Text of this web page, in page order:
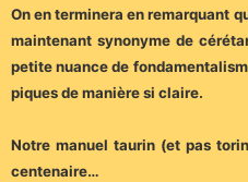
On en terminera en remarquant
maintenant synonyme de
petite nuance de
piques de manière si claire.
Notre manuel taurin (et pas
centenaire…